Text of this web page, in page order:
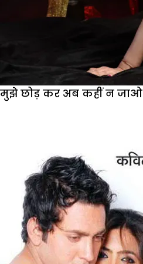
मुझे छोड़ कर अब कहीं न जाओ